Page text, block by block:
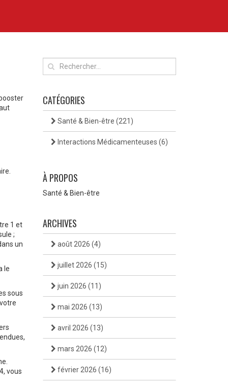
1 et
;
un
le
sous
vous
CATÉGORIES
Santé & Bien-être (221)
Interactions Médicamenteuses (6)
À PROPOS
Santé & Bien-être
ARCHIVES
août 2026 (4)
juillet 2026 (15)
juin 2026 (11)
mai 2026 (13)
avril 2026 (13)
mars 2026 (12)
février 2026 (16)